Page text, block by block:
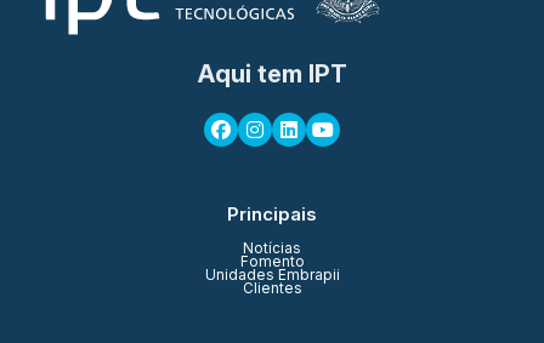
Aqui tem IPT
Principais
Notícias
Fomento
Unidades Embrapii
Clientes